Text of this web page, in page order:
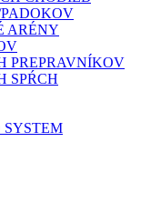
ARÉNY
PREPRAVNÍKOV
SPŔCH
SYSTEM